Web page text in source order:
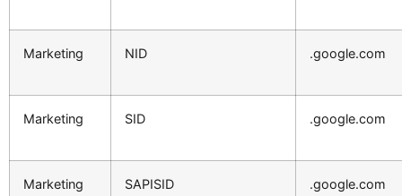
Marketing NID .google.com
Marketing SID .google.com
Marketing SAPISID .google.com